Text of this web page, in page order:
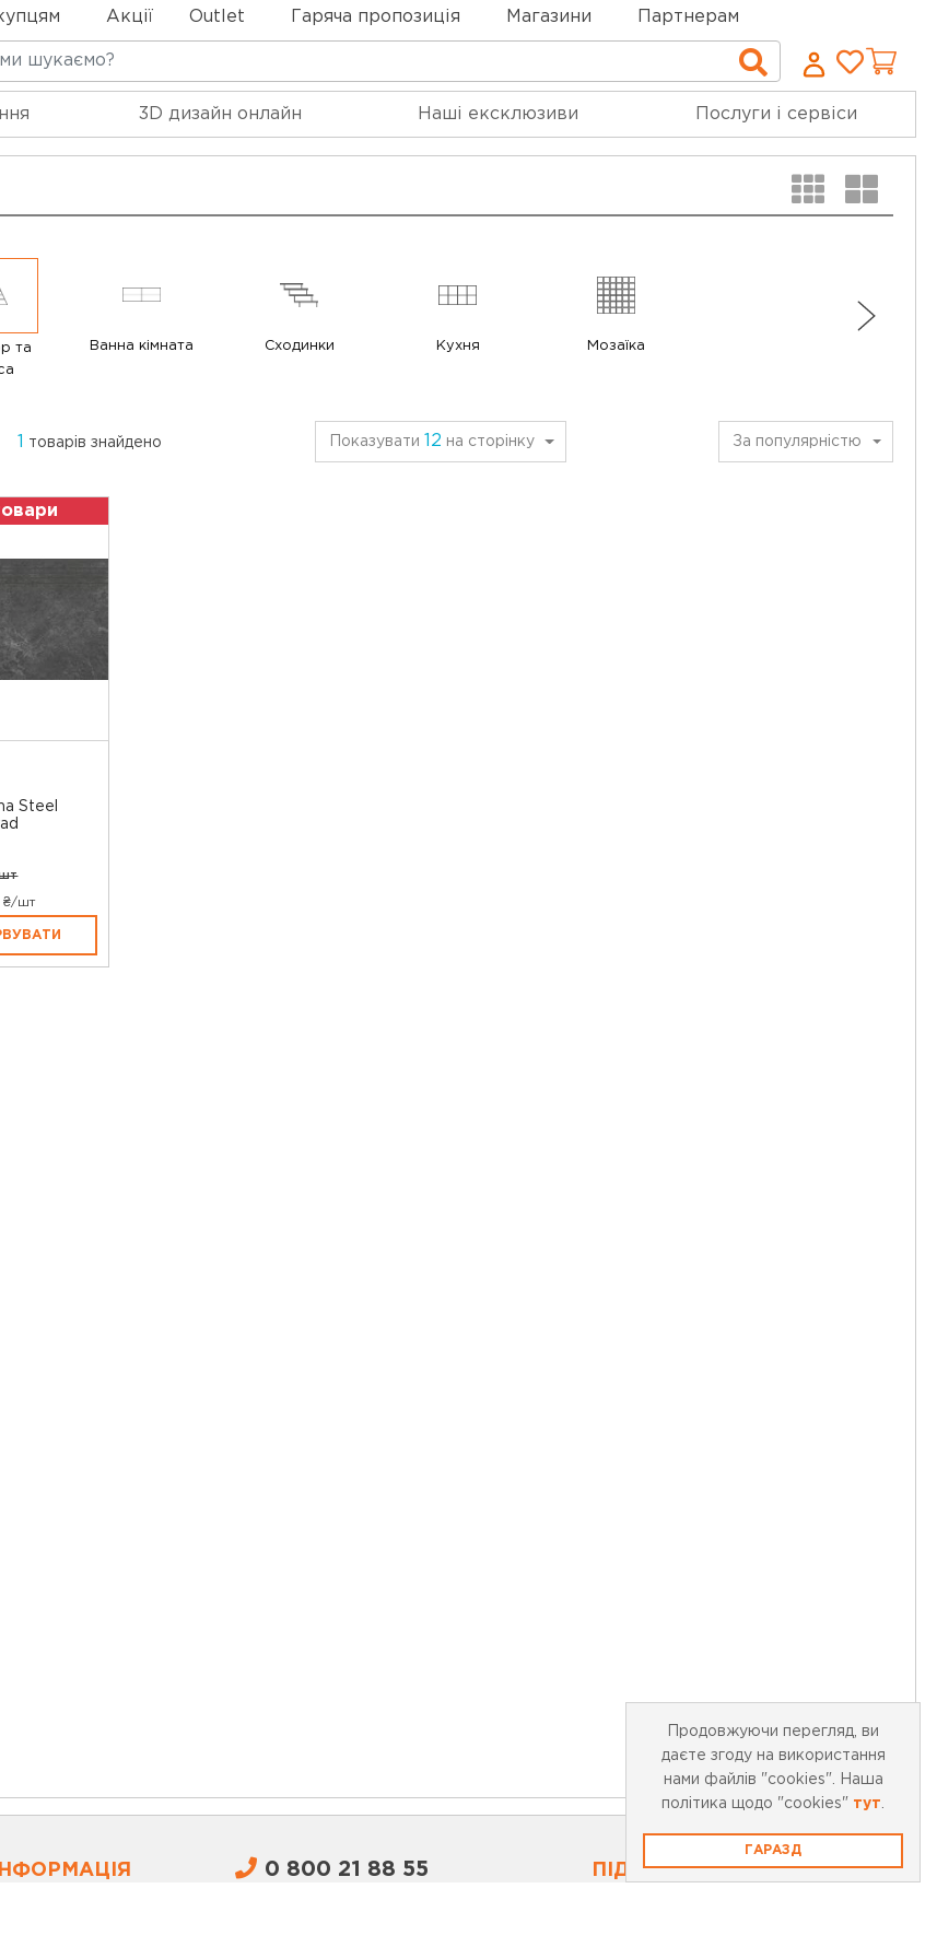
Акції Outlet Гаряча пропозиція Магазини Партнерам
Пошук
3D дизайн онлайн Наші ексклюзиви Послуги і сервіси
та
Ванна кімната Сходинки Кухня Мозаїка
1 товарів знайдено Показувати 12 на сторінку За популярністю
Steel
₴/шт
0 800 21 88 55 ПІДПИСАТИСЬ НА НОВИНИ
Продовжуючи перегляд, ви
даєте згоду на використання
нами файлів "cookies". Наша
політика щодо "cookies" тут
ГАРАЗД